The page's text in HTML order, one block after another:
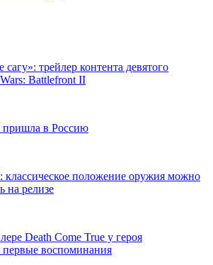
сагу»: трейлер контента девятого
Battlefront II
пришла в Россию
классическое положение оружия можно
на релизе
Death Come True у героя
воспоминания